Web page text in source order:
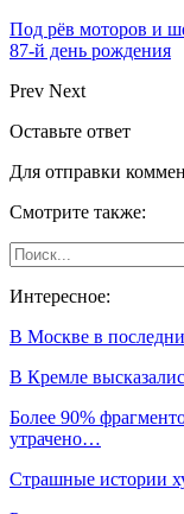
Под рёв моторов и
87-й день рождения
Prev Next
Оставьте ответ
Для отправки
Смотрите также:
Интересное:
В Москве в
В Кремле
Более 90%
утрачено…
Страшные истории